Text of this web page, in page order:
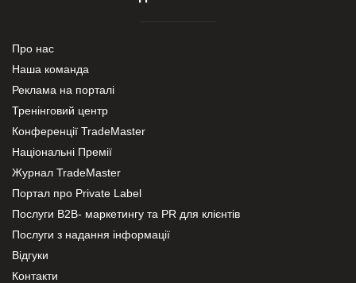
Про нас
Наша команда
Реклама на порталі
Тренінговий центр
Конференції TradeMaster
Національні Премії
Журнал TradeMaster
Портал про Private Label
Послуги В2В- маркетингу та PR для клієнтів
Послуги з надання інформації
Відгуки
Контакти